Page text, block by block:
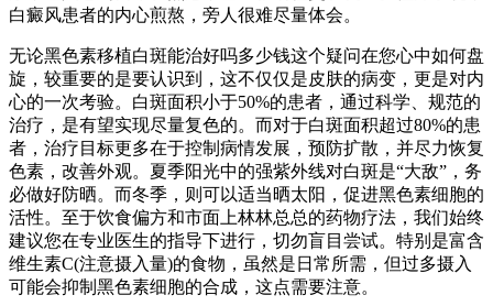
白癜风患者的内心煎熬，旁人很难尽量体会。
无论黑色素移植白斑能治好吗多少钱这个疑问在您心中如何盘
旋，较重要的是要认识到，这不仅仅是皮肤的病变，更是对内
心的一次考验。白斑面积小于50%的患者，通过科学、规范的
治疗，是有望实现尽量复色的。而对于白斑面积超过80%的患
者，治疗目标更多在于控制病情发展，预防扩散，并尽力恢复
色素，改善外观。夏季阳光中的强紫外线对白斑是“大敌”，务
必做好防晒。而冬季，则可以适当晒太阳，促进黑色素细胞的
活性。至于饮食偏方和市面上林林总总的药物疗法，我们始终
建议您在专业医生的指导下进行，切勿盲目尝试。特别是富含
维生素C(注意摄入量)的食物，虽然是日常所需，但过多摄入
可能会抑制黑色素细胞的合成，这点需要注意。